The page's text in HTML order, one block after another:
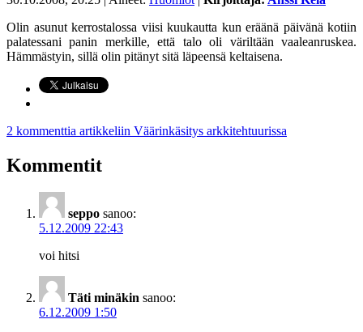
Olin asunut kerrostalossa viisi kuukautta kun eräänä päivänä kotiin
palatessani panin merkille, että talo oli väriltään vaaleanruskea.
Hämmästyin, sillä olin pitänyt sitä läpeensä keltaisena.
2 kommenttia artikkeliin Väärinkäsitys arkkitehtuurissa
Kommentit
seppo sanoo:
5.12.2009 22:43
voi hitsi
Täti minäkin sanoo:
6.12.2009 1:50